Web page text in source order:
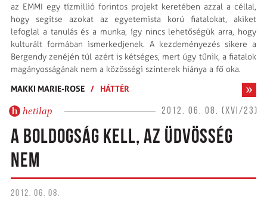
az EMMI egy tízmillió forintos projekt keretében azzal a céllal,
hogy segítse azokat az egyetemista korú fiatalokat, akiket
lefoglal a tanulás és a munka, így nincs lehetőségük arra, hogy
kulturált formában ismerkedjenek. A kezdeményezés sikere a
Bergendy zenéjén túl azért is kétséges, mert úgy tűnik, a fiatalok
magányosságának nem a közösségi színterek hiánya a fő oka.
MAKKI MARIE-ROSE / HÁTTÉR
hetilap 2012. 06. 08. (XVI/23)
A BOLDOGSÁG KELL, AZ ÜDVÖSSÉG
NEM
2012. 06. 08.